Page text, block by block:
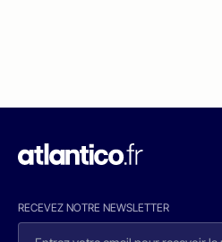
RECEVEZ NOTRE NEWSLETTER